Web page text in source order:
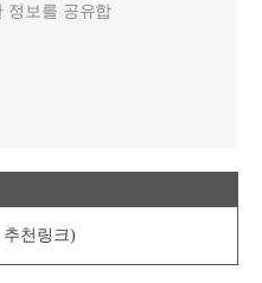
정보를 공유합
천링크)